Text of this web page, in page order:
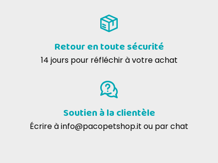
Retour en toute sécurité
14 jours pour réfléchir à votre achat
Soutien à la clientèle
Écrire àinfo@pacopetshop.it ou par chat